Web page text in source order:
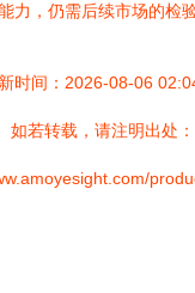
力，仍需后续市场的检验
时间：2026-08-06
如若转载，请注明出处：